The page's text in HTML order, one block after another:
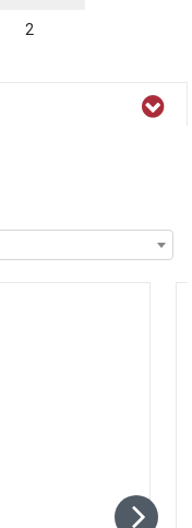
2